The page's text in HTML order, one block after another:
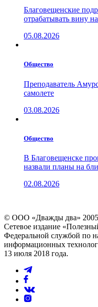
Благовещенские
отрабатывать вину
05.08.2026
Общество
Преподаватель
самолете
03.08.2026
Общество
В Благовещенске
назвали планы на
02.08.2026
© ООО «Дважды два»
Сетевое издание
Федеральной службой по
информационных
13 июля 2018 года.